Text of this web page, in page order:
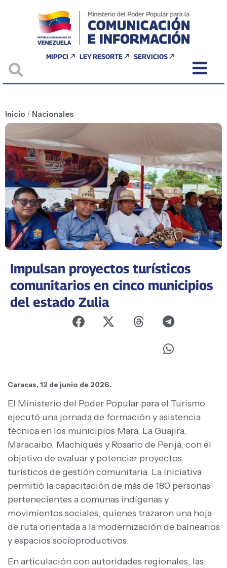
MIPPCI LEY RESORTE SERVICIOS
Inicio / Nacionales
Impulsan proyectos turísticos
comunitarios en cinco municipios
del estado Zulia
Caracas, 12 de junio de 2026.
El Ministerio del Poder Popular para el Turismo
ejecutó una jornada de formación y asistencia
técnica en los municipios Mara, La Guajira,
Maracaibo, Machiques y Rosario de Perijá, con el
objetivo de evaluar y potenciar proyectos
turísticos de gestión comunitaria. La iniciativa
permitió la capacitación de más de 180 personas
pertenecientes a comunas indígenas y
movimientos sociales, quienes trazaron una hoja
de ruta orientada a la modernización de balnearios
y espacios socioproductivos.
En articulación con autoridades regionales, las